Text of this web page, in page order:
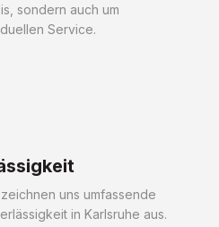
sondern auch um
Service.
uns umfassende
in Karlsruhe aus.